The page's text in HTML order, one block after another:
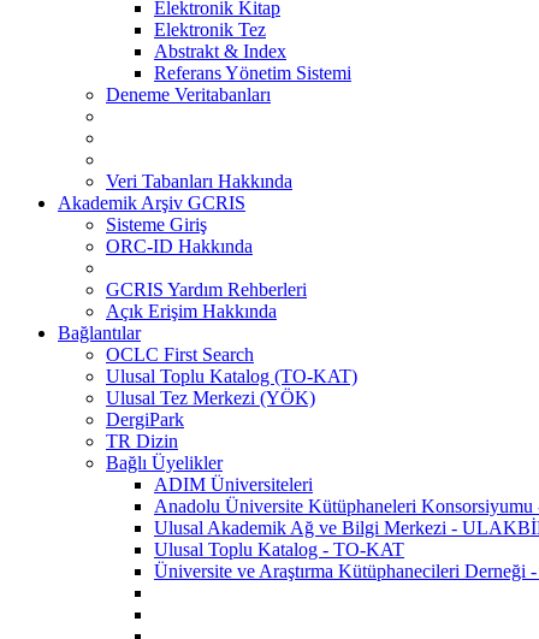
Elektronik Kitap
Elektronik Tez
Abstrakt & Index
Referans Yönetim Sistemi
Deneme Veritabanları
Veri Tabanları Hakkında
Akademik Arşiv GCRIS
Sisteme Giriş
ORC-ID Hakkında
GCRIS Yardım Rehberleri
Açık Erişim Hakkında
Bağlantılar
OCLC First Search
Ulusal Toplu Katalog (TO-KAT)
Ulusal Tez Merkezi (YÖK)
DergiPark
TR Dizin
Bağlı Üyelikler
ADIM Üniversiteleri
Anadolu Üniversite Kütüphaneleri
Ulusal Akademik Ağ ve Bilgi Merkezi -
Ulusal Toplu Katalog - TO-KAT
Üniversite ve Araştırma Kütüphanecileri Derneği